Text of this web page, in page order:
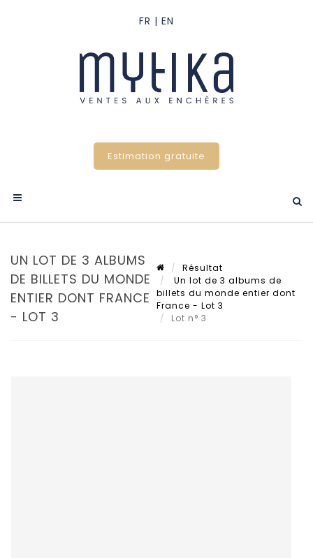
Estimation gratuite
UN LOT DE 3 ALBUMS
DE BILLETS DU MONDE
ENTIER DONT FRANCE
- LOT 3
Résultat
Un lot de 3 albums de
billets du monde entier dont
France - Lot 3
Lot n° 3